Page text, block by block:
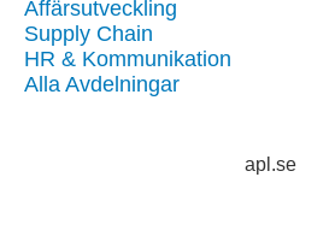
Affärsutveckling
Supply Chain
HR & Kommunikation
Alla Avdelningar
apl.se